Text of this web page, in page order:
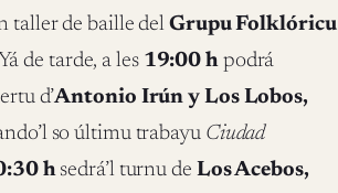
taller de baille delGrupu Folklóricu
Yá de tarde, a les19:00 h podrá
d’Antonio Irún y Los Lobos,
so últimu trabayu Ciudad
hsedrá’l turnu de Los Acebos,